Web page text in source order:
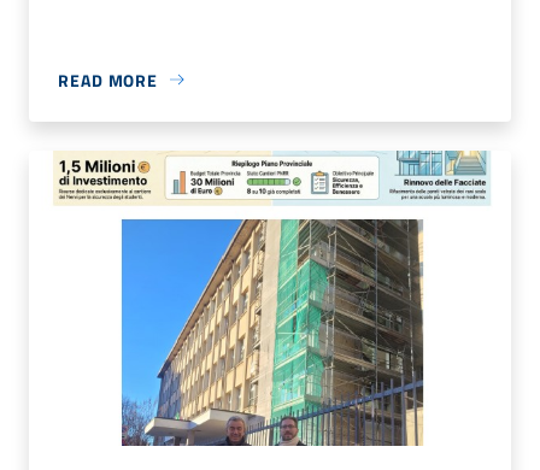
READ MORE